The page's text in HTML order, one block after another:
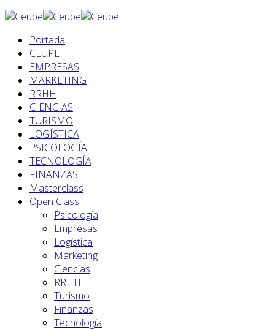
Portada
CEUPE
EMPRESAS
MARKETING
RRHH
CIENCIAS
TURISMO
LOGÍSTICA
PSICOLOGÍA
TECNOLOGÍA
FINANZAS
Masterclass
Open Class
Psicología
Empresas
Logística
Marketing
Ciencias
RRHH
Turismo
Finanzas
Tecnología